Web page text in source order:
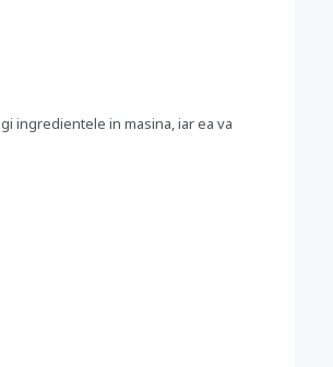
ingredientele in masina, iar ea va